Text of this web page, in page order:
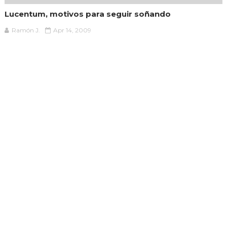
Lucentum, motivos para seguir soñando
Ramón J. Apr 14, 2009